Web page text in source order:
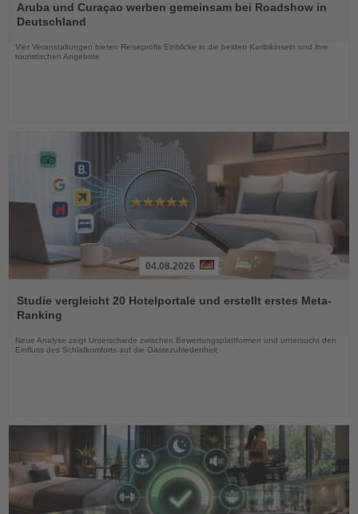
Sie
die
Aruba und Curaçao werben gemeinsam bei Roadshow in
Deutschland
Vier Veranstaltungen bieten Reiseprofis Einblicke in die beiden Karibikinseln und ihre
touristischen Angebote
Sie
die
Nachrichten
04.08.2026
Studie vergleicht 20 Hotelportale und erstellt erstes Meta-
Ranking
Neue Analyse zeigt Unterschiede zwischen Bewertungsplattformen und untersucht den
Einfluss des Schlafkomforts auf die Gästezufriedenheit